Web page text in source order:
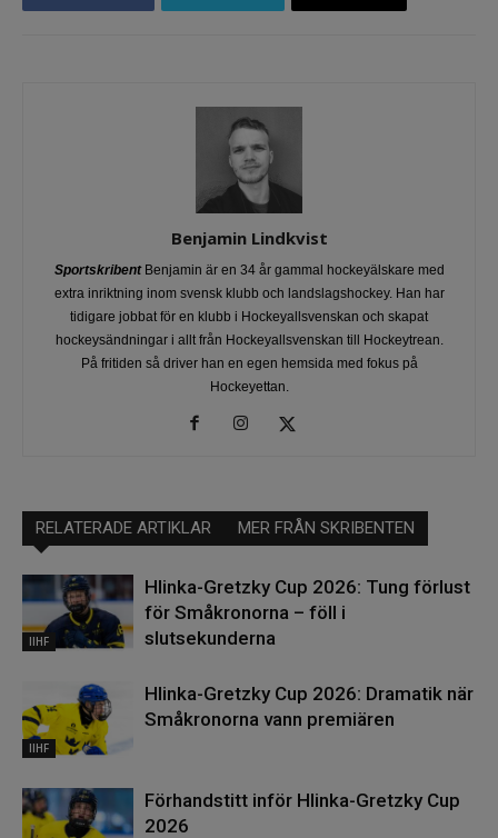
Benjamin Lindkvist
SportskribentBenjamin är en 34 år gammal hockeyälskare med
extra inriktning inom svensk klubb och landslagshockey. Han har
tidigare jobbat för en klubb i Hockeyallsvenskan och skapat
hockeysändningar i allt från Hockeyallsvenskan till Hockeytrean.
På fritiden så driver han en egen hemsida med fokus på
Hockeyettan.
RELATERADE ARTIKLAR MER FRÅN SKRIBENTEN
IIHF
Hlinka-Gretzky Cup 2026: Tung förlust
för Småkronorna – föll i
slutsekunderna
IIHF
Hlinka-Gretzky Cup 2026: Dramatik när
Småkronorna vann premiären
Förhandstitt inför Hlinka-Gretzky Cup
2026